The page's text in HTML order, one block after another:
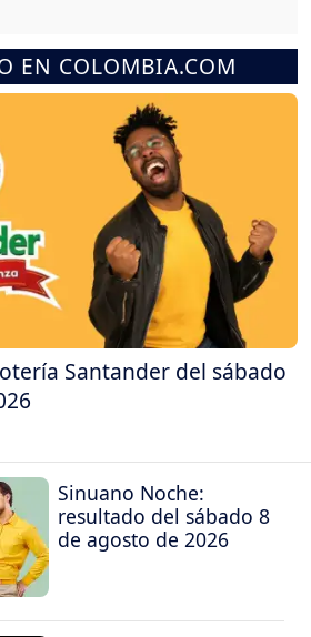
EN COLOMBIA.COM
Santander del sábado
Sinuano Noche:
resultado del sábado 8
de agosto de 2026